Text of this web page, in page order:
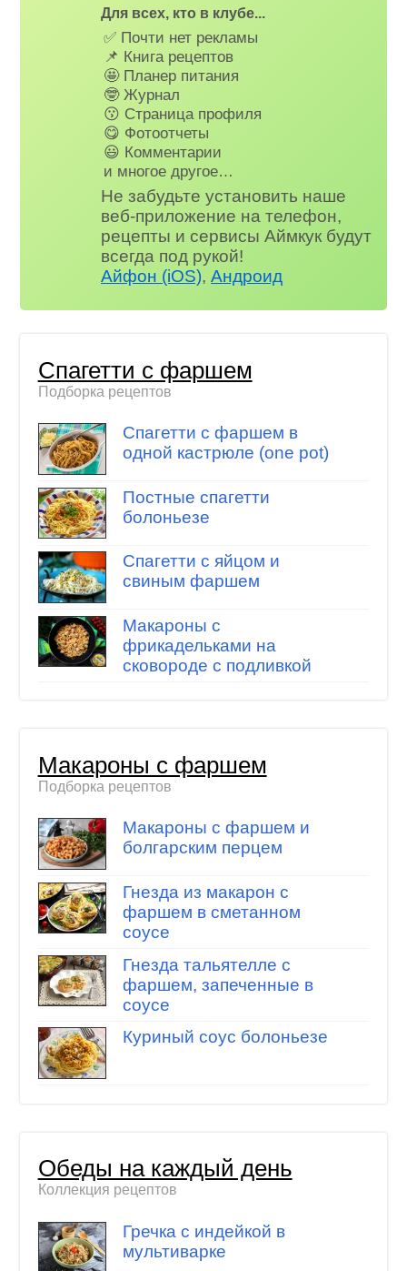
Для всех, кто в клубе...
✅ Почти нет рекламы
📌 Книга рецептов
🤩 Планер питания
🤓 Журнал
😗 Страница профиля
😋 Фотоотчеты
😃 Комментарии
и многое другое…
Не забудьте установить наше
веб-приложение на телефон,
рецепты и сервисы Аймкук будут
всегда под рукой!
Айфон (iOS),Андроид
Спагетти с фаршем
Подборка рецептов
Спагетти с фаршем в
одной кастрюле (one pot)
Постные спагетти
болоньезе
Спагетти с яйцом и
свиным фаршем
Макароны с
фрикадельками на
сковороде с подливкой
Макароны с фаршем
Подборка рецептов
Макароны с фаршем и
болгарским перцем
Гнезда из макарон с
фаршем в сметанном
соусе
Гнезда тальятелле с
фаршем, запеченные в
соусе
Куриный соус болоньезе
Обеды на каждый день
Коллекция рецептов
Гречка с индейкой в
мультиварке